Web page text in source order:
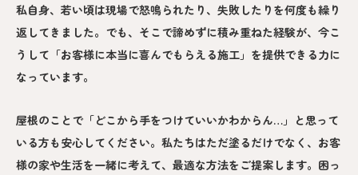
私自身、若い頃は現場で怒鳴られたり、失敗したりを何度も繰り
返してきました。でも、そこで諦めずに積み重ねた経験が、今こ
うして「お客様に本当に喜んでもらえる施工」を提供できる力に
なっています。
屋根のことで「どこから手をつけていいかわからん…」と思って
いる方も安心してください。私たちはただ塗るだけでなく、お客
様の家や生活を一緒に考えて、最適な方法をご提案します。困っ